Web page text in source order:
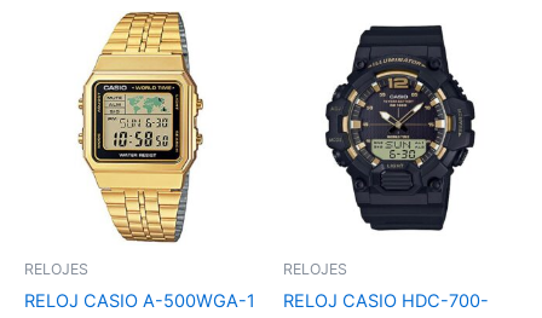
RELOJES
RELOJ CASIO A-500WGA-1
RELOJES
RELOJ CASIO HDC-700-